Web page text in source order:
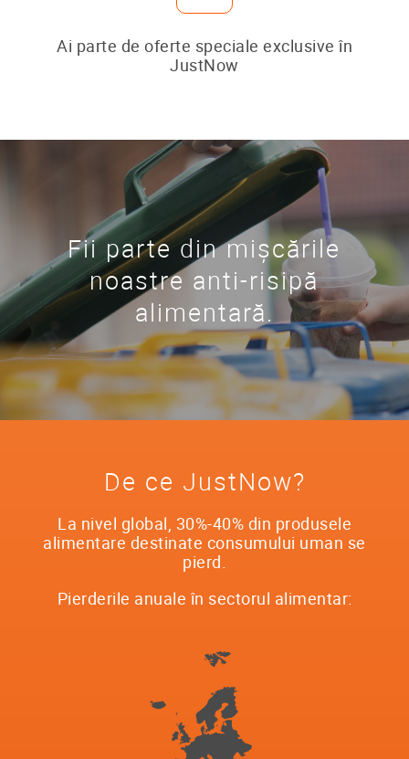
Ai parte de oferte speciale exclusive în
JustNow
Fii parte din mișcările
noastre anti-risipă
alimentară.
De ce JustNow?
La nivel global, 30%-40% din produsele
alimentare destinate consumului uman se
pierd.
Pierderile anuale în sectorul alimentar: